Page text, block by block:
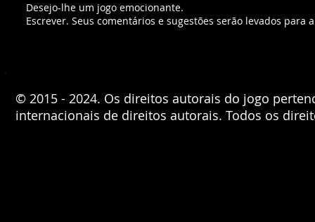
Desejo-lhe um jogo emocionante.
Escrever. Seus comentários e sugestões serão levados para
© 2015 - 2024. Os direitos autorais do jogo
internacionais de direitos autorais. Todos os